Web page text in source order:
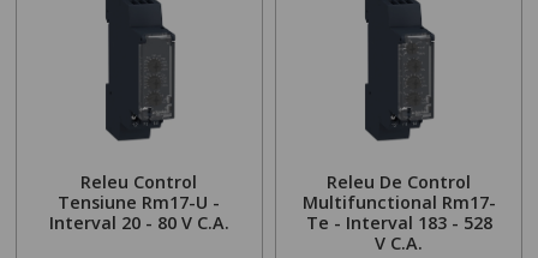
Releu Control
Tensiune Rm17-U -
Interval 20 - 80 V C.A.
Releu De Control
Multifunctional Rm17-
Te - Interval 183 - 528
V C.A.